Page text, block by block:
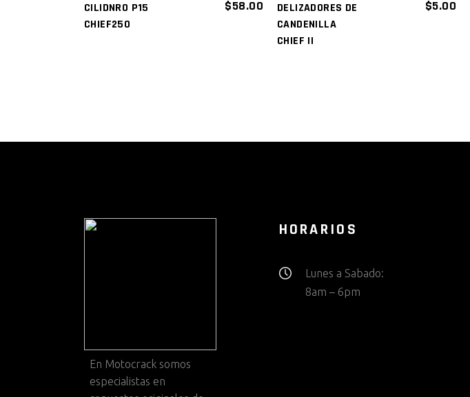
CILIDNRO P15
CHIEF250
$58.00
DELIZADORES DE
CANDENILLA
CHIEF II
$5.00
En Motocrack somos
especialistas en
HORARIOS
Lunes a Sabado:
8am – 6pm